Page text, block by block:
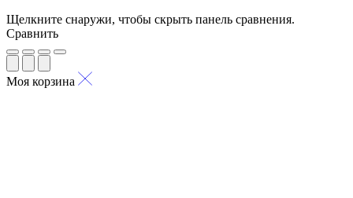
Щелкните снаружи, чтобы скрыть панель сравнения.
Сравнить
Моя корзина